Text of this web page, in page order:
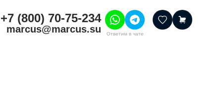
+7 (800) 70-75-234
marcus@marcus.su Ответим в чате